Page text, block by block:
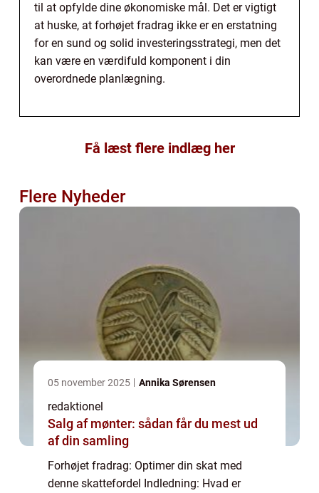
til at opfylde dine økonomiske mål. Det er vigtigt
at huske, at forhøjet fradrag ikke er en erstatning
for en sund og solid investeringsstrategi, men det
kan være en værdifuld komponent i din
overordnede planlægning.
Få læst flere indlæg her
Flere Nyheder
05 november 2025 Annika Sørensen
redaktionel
Salg af mønter: sådan får du mest ud
af din samling
Forhøjet fradrag: Optimer din skat med
denne skattefordel Indledning: Hvad er